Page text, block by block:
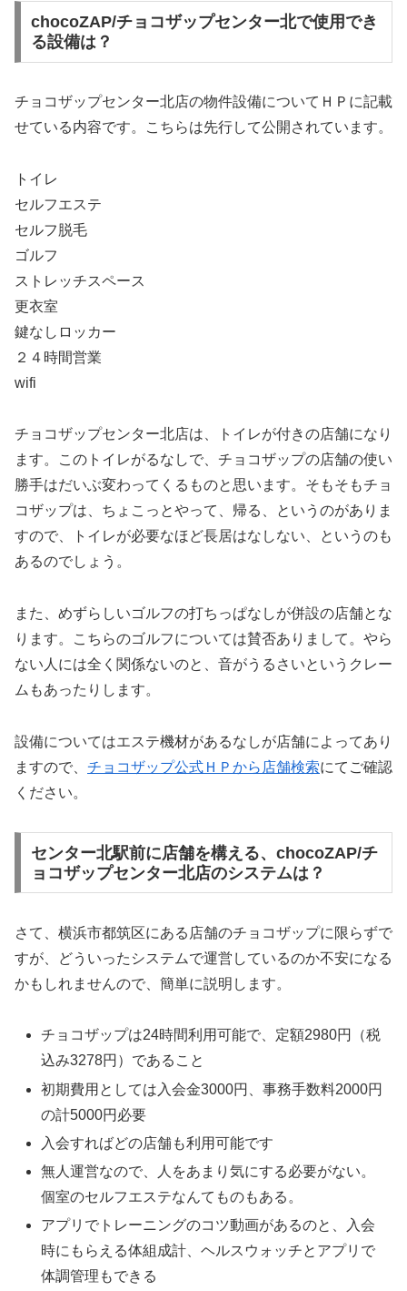
chocoZAP/チョコザップセンター北で使用でき
る設備は？
チョコザップセンター北店の物件設備についてＨＰに記載
せている内容です。こちらは先行して公開されています。
トイレ
セルフエステ
セルフ脱毛
ゴルフ
ストレッチスペース
更衣室
鍵なしロッカー
２４時間営業
wifi
チョコザップセンター北店は、トイレが付きの店舗になり
ます。このトイレがるなしで、チョコザップの店舗の使い
勝手はだいぶ変わってくるものと思います。そもそもチョ
コザップは、ちょこっとやって、帰る、というのがありま
すので、トイレが必要なほど長居はなしない、というのも
あるのでしょう。
また、めずらしいゴルフの打ちっぱなしが併設の店舗とな
ります。こちらのゴルフについては賛否ありまして。やら
ない人には全く関係ないのと、音がうるさいというクレー
ムもあったりします。
設備についてはエステ機材があるなしが店舗によってあり
ますので、 チョコザップ公式ＨＰから店舗検索にてご確認
ください。
センター北駅前に店舗を構える、chocoZAP/チ
ョコザップセンター北店のシステムは？
さて、横浜市都筑区にある店舗のチョコザップに限らずで
すが、どういったシステムで運営しているのか不安になる
かもしれませんので、簡単に説明します。
チョコザップは24時間利用可能で、定額2980円（税
込み3278円）であること
初期費用としては入会金3000円、事務手数料2000円
の計5000円必要
入会すればどの店舗も利用可能です
無人運営なので、人をあまり気にする必要がない。
個室のセルフエステなんてものもある。
アプリでトレーニングのコツ動画があるのと、入会
時にもらえる体組成計、ヘルスウォッチとアプリで
体調管理もできる